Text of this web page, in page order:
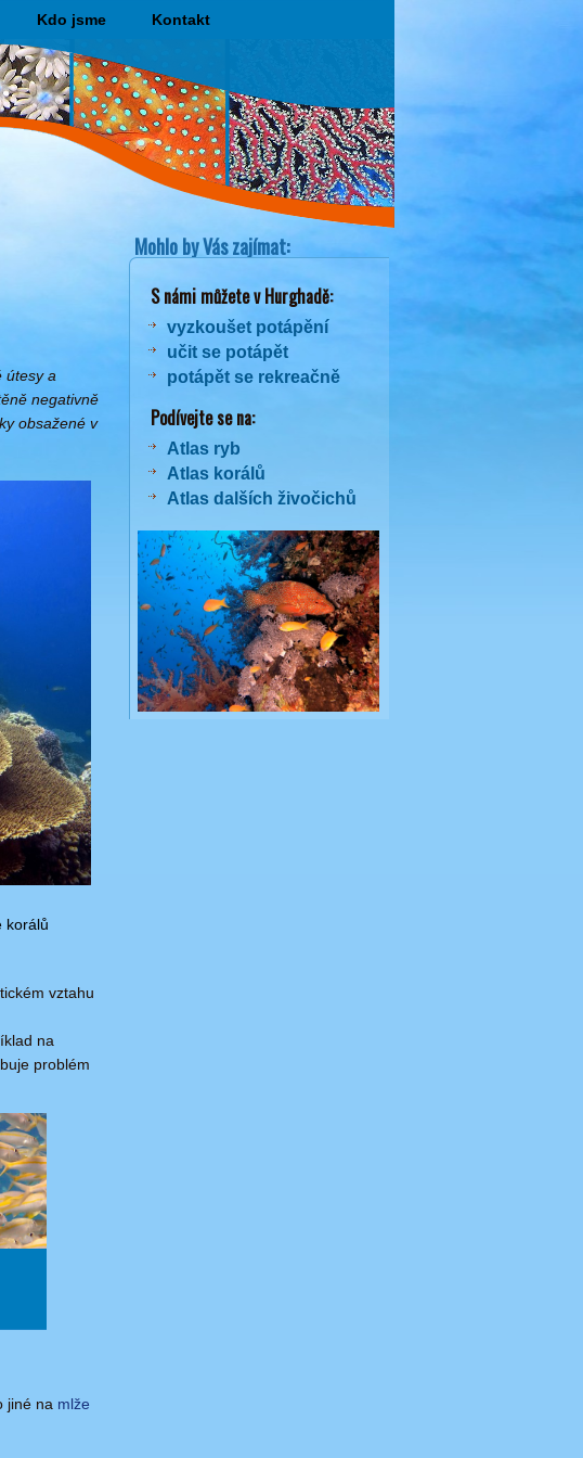
Kdo jsme Kontakt
útesy a
negativně
obsažené v
korálů
vztahu
na
problém
jiné na mlže
Mohlo by Vás zajímat:
S námi můžete v Hurghadě:
vyzkoušet potápění
učit se potápět
potápět se rekreačně
Podívejte se na:
Atlas ryb
Atlas korálů
Atlas dalších živočichů